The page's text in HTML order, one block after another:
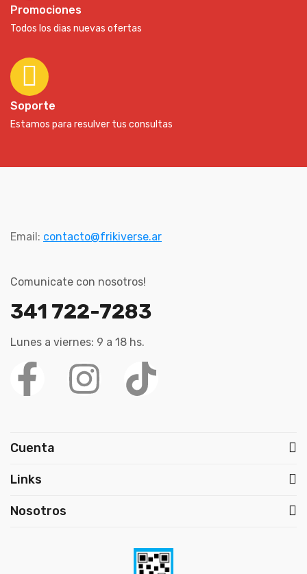
Promociones
Todos los dias nuevas ofertas
Soporte
Estamos para resulver tus consultas
Email: contacto@frikiverse.ar
Comunicate con nosotros!
341 722-7283
Lunes a viernes: 9 a 18 hs.
Cuenta
Links
Nosotros